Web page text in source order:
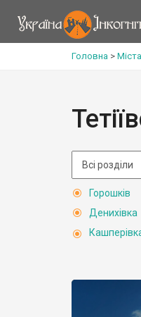
Головна >
Горошків
Денихівка